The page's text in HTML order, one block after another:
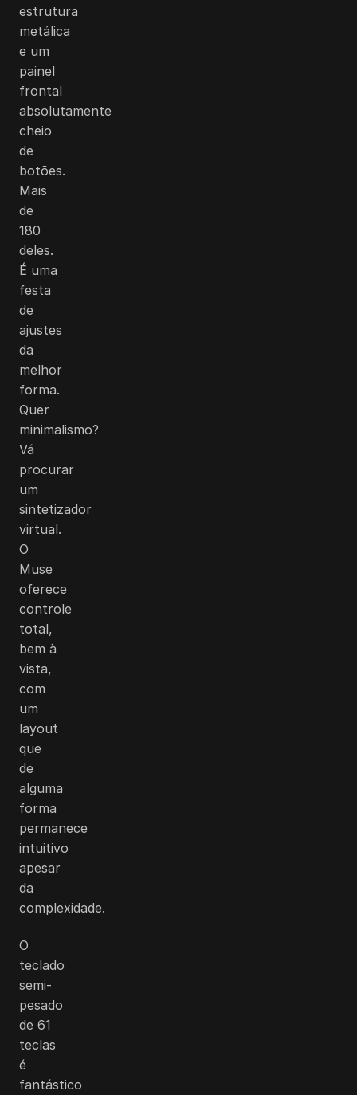
estrutura
metálica
e um
painel
frontal
absolutamente
cheio
de
botões.
Mais
de
180
deles.
É uma
festa
de
ajustes
da
melhor
forma.
Quer
minimalismo?
Vá
procurar
um
sintetizador
virtual.
O
Muse
oferece
controle
total,
bem à
vista,
com
um
layout
que
de
alguma
forma
permanece
intuitivo
apesar
da
complexidade.
O
teclado
semi-
pesado
de 61
teclas
é
fantástico